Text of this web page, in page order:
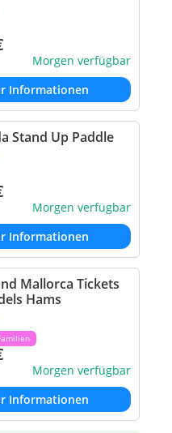
Morgen verfügbar
Informationen
Stand Up Paddle
Morgen verfügbar
Informationen
Mallorca Tickets
Hams
Morgen verfügbar
Informationen